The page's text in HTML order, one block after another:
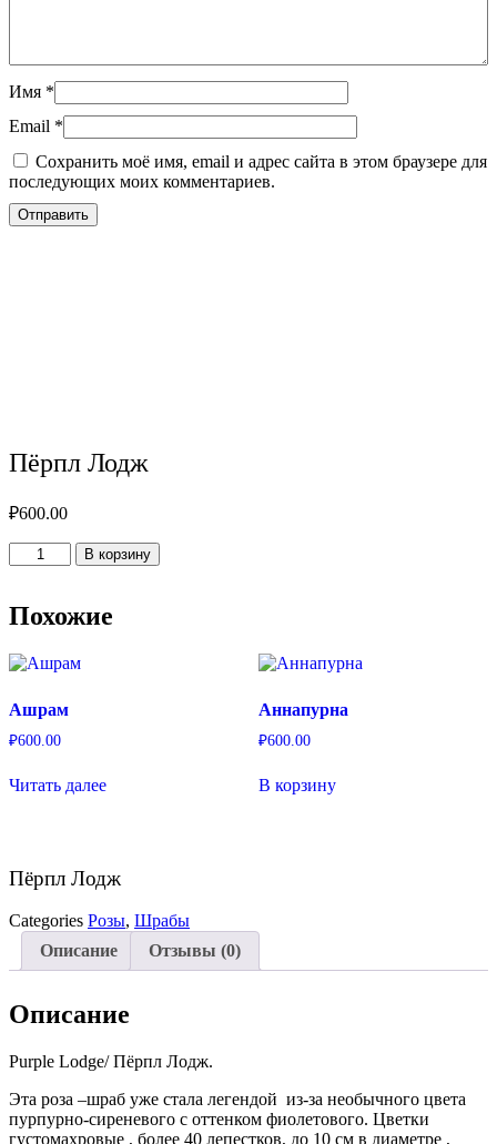
Имя *
Email *
Сохранить моё имя, email и адрес сайта в этом браузере для
последующих моих комментариев.
Пёрпл Лодж
₽600.00
Количество
товара
Лодж
В корзину
Похожие
Ашрам
₽600.00
Читать далее
Аннапурна
₽600.00
В корзину
Пёрпл Лодж
Categories Розы, Шрабы
Описание
Отзывы (0)
Описание
Purple Lodge/ Пёрпл Лодж.
Эта роза –шраб уже стала легендой из-за необычного цвета
пурпурно-сиреневого с оттенком фиолетового. Цветки
густомахровые , более 40 лепестков, до 10 см в диаметре ,